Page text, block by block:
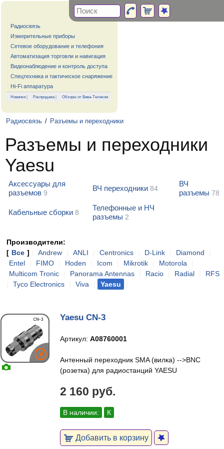
Радиосвязь
Измерительные приборы
Сетевое оборудование и телефония
Автоматизация торговли и навигация
Видеонаблюдение и контроль доступа
Спецтехника и тактическое снаряжение
Hi-Fi аппаратура
Новинки | Распродажа| Обзоры от Вива-Телеком
Радиосвязь / Разъемы и переходники
Разъемы и переходники
Yaesu
Аксессуары для
разъемов 9
ВЧ переходники 84
ВЧ
разъемы 78
Кабельные сборки 8
Телефонные и НЧ
разъемы 2
Производители:
[ Все ] Andrew ANLI Centronics D-Link Diamond
Entel
FIMO Hoden Icom Mikrotik Motorola
Multicom Tronic
Panorama Antennas Racio Radial
RFS
Tyco Electronics Viva Yaesu
Yaesu CN-3
Артикул: A08760001
Антенный переходник SMA (вилка) -->BNC
(розетка) для радиостанций YAESU
2 160 руб.
В наличии: К
Добавить в корзину